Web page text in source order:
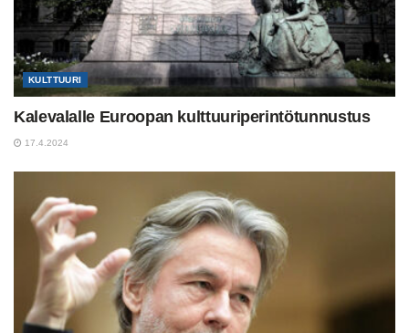
KULTTUURI
Kalevalalle Euroopan kulttuuriperintötunnustus
17.4.2024